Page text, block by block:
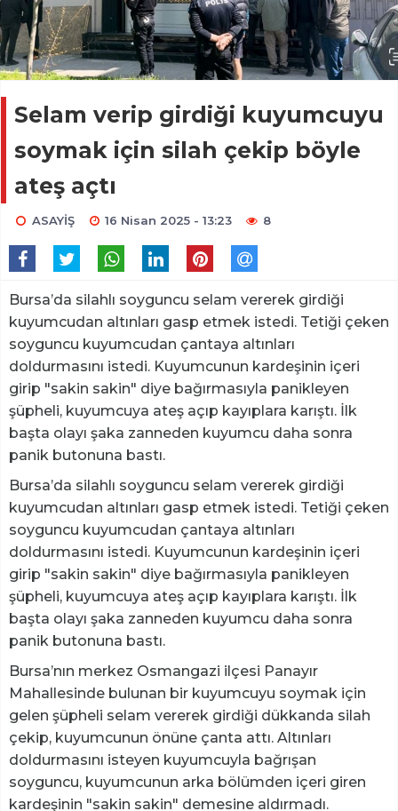
Selam verip girdiği kuyumcuyu
soymak için silah çekip böyle
ateş açtı
ASAYİŞ 16 Nisan 2025 - 13:23 8
Bursa’da silahlı soyguncu selam vererek girdiği
kuyumcudan altınları gasp etmek istedi. Tetiği çeken
soyguncu kuyumcudan çantaya altınları
doldurmasını istedi. Kuyumcunun kardeşinin içeri
girip "sakin sakin" diye bağırmasıyla panikleyen
şüpheli, kuyumcuya ateş açıp kayıplara karıştı. İlk
başta olayı şaka zanneden kuyumcu daha sonra
panik butonuna bastı.
Bursa’da silahlı soyguncu selam vererek girdiği
kuyumcudan altınları gasp etmek istedi. Tetiği çeken
soyguncu kuyumcudan çantaya altınları
doldurmasını istedi. Kuyumcunun kardeşinin içeri
girip "sakin sakin" diye bağırmasıyla panikleyen
şüpheli, kuyumcuya ateş açıp kayıplara karıştı. İlk
başta olayı şaka zanneden kuyumcu daha sonra
panik butonuna bastı.
Bursa’nın merkez Osmangazi ilçesi Panayır
Mahallesinde bulunan bir kuyumcuyu soymak için
gelen şüpheli selam vererek girdiği dükkanda silah
çekip, kuyumcunun önüne çanta attı. Altınları
doldurmasını isteyen kuyumcuyla bağrışan
soyguncu, kuyumcunun arka bölümden içeri giren
kardeşinin "sakin sakin" demesine aldırmadı.